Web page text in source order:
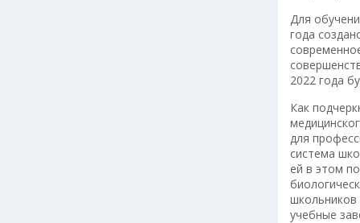
Для
года
2022 года
Как
для
система
ей в этом
учебные